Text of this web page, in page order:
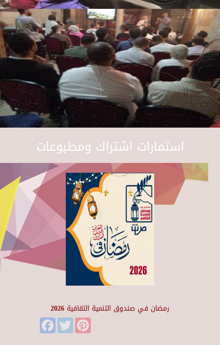
استمارات اشتراك ومطبوعات
رمضان في صندوق التنمية الثقافية 2026
FacebookTwitter